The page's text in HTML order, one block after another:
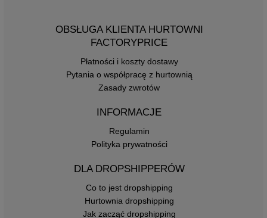
OBSŁUGA KLIENTA HURTOWNI
FACTORYPRICE
Płatności i koszty dostawy
Pytania o współpracę z hurtownią
Zasady zwrotów
INFORMACJE
Regulamin
Polityka prywatności
DLA DROPSHIPPERÓW
Co to jest dropshipping
Hurtownia dropshipping
Jak zacząć dropshipping